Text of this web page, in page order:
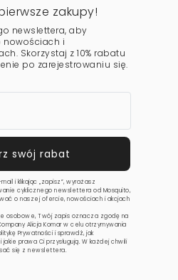
zakupy!
newslettera, aby
nowościach i
Skorzystaj z 10% rabatu
po zarejestrowaniu się.
i klikając „zapisz”, wyrażasz
cyklicznego newslettera od Mosquito,
o naszej ofercie, nowościach i akcjach
osobowe, Twój zapis oznacza zgodę na
Alicja Komar w celu otrzymywania
Prywatności i sprawdź, jak
prawa Ci przysługują. W każdej chwili
się z newslettera.